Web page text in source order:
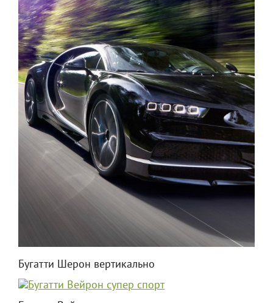
Бугатти Шерон вертикально